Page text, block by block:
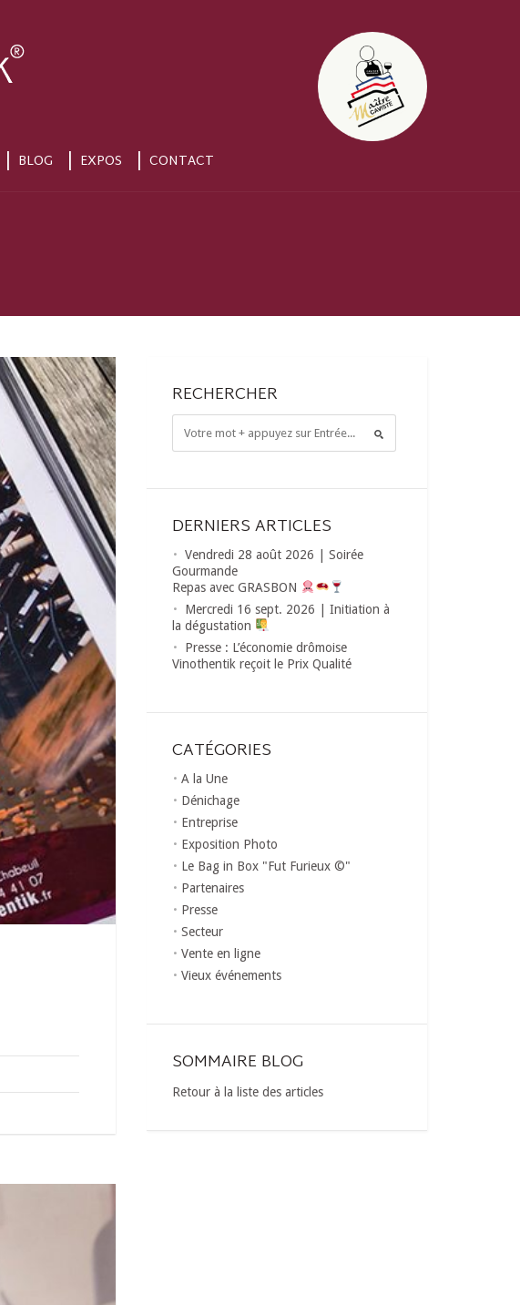
BLOG EXPOS CONTACT
RECHERCHER
DERNIERS ARTICLES
Vendredi 28 août 2026 | Soirée
Gourmande
Repas avec GRASBON
Mercredi 16 sept. 2026 | Initiation à
la dégustation
Presse : L’économie drômoise
Vinothentik reçoit le Prix Qualité
CATÉGORIES
A la Une
Dénichage
Entreprise
Exposition Photo
Le Bag in Box "Fut Furieux ©"
Partenaires
Presse
Secteur
Vente en ligne
Vieux événements
SOMMAIRE BLOG
Retour à la liste des articles